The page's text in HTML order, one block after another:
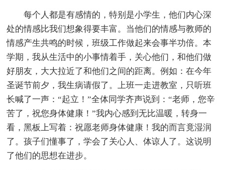
每个人都是有感情的，特别是小学生，他们内心深
处的情感比我们想象得要丰富。当他们的情感与教师的
情感产生共鸣的时候，班级工作做起来会事半功倍。本
学期，我从生活中的小事情着手，关心他们，和他们做
好朋友，大大拉近了和他们之间的距离。例如：在今年
圣诞节前夕，我生病请假了。上班一走进教室，只听班
长喊了一声：“起立！”全体同学齐声说到：“老师，您辛
苦了，祝您身体健康！”我内心感到无比温暖，转身一
看，黑板上写着：祝愿老师身体健康！我的而言竟湿润
了。孩子们懂事了，学会了关心人、体谅人了。这说明
了他们的思想在进步。